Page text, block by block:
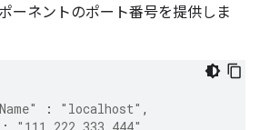
ーネントのポート番号を提供しま
: "localhost" ,